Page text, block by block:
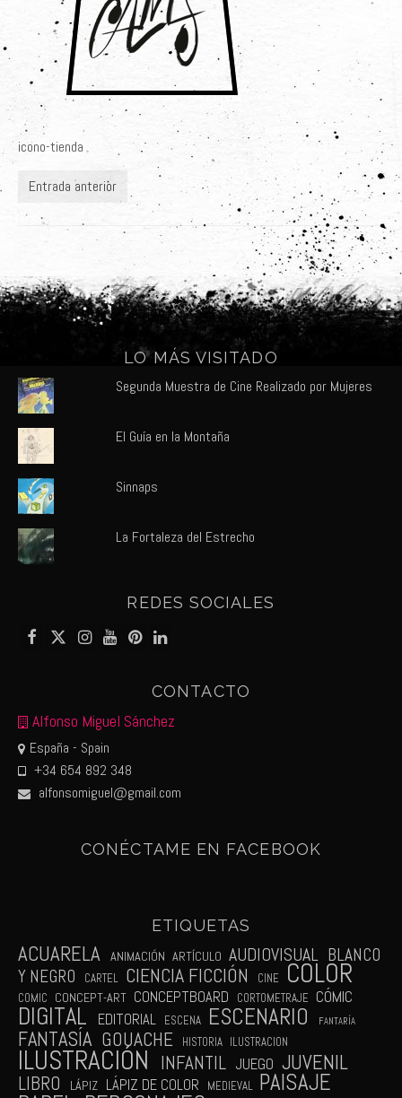
Adquiere su Obra
icono-tienda
Entrada anterior
LO MÁS VISITADO
Segunda Muestra de Cine Realizado por Mujeres
El Guía en la Montaña
Sinnaps
La Fortaleza del Estrecho
REDES SOCIALES
CONTACTO
Alfonso Miguel Sánchez
España - Spain
+34 654 892 348
alfonsomiguel@gmail.com
CONÉCTAME EN FACEBOOK
ETIQUETAS
ACUARELA ANIMACIÓN ARTÍCULO AUDIOVISUAL BLANCO
Y NEGRO
CARTEL CIENCIA FICCIÓN CINE COLOR
COMIC CONCEPT-ART CONCEPTBOARD CORTOMETRAJE CÓMIC
DIGITAL EDITORIAL ESCENA ESCENARIO FANTARÍA
FANTASÍA GOUACHE HISTORIA ILUSTRACION
ILUSTRACIÓN INFANTIL JUEGO JUVENIL
LIBRO LÁPIZ LÁPIZ DE COLOR MEDIEVAL PAISAJE